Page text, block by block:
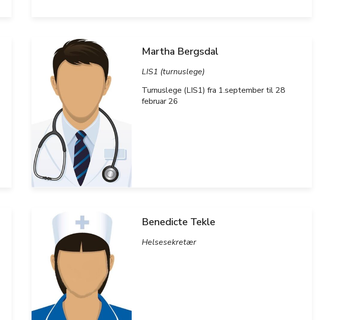
Martha Bergsdal
LIS1 (turnuslege)
Turnuslege (LIS1) fra 1.september til 28
februar 26
Benedicte Tekle
Helsesekretær